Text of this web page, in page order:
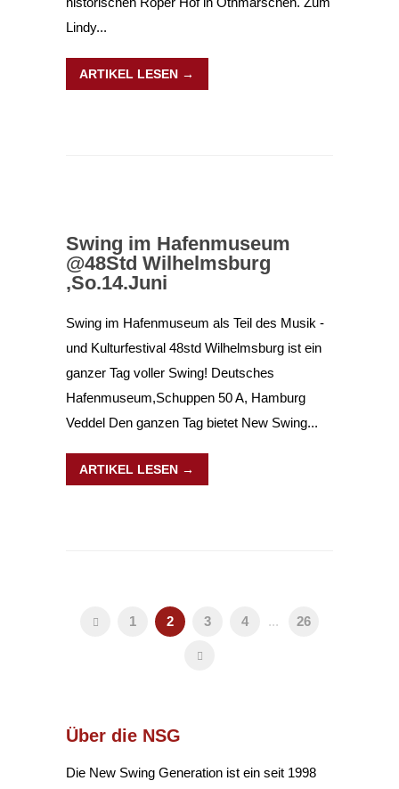
Lindy...
ARTIKEL LESEN →
Swing im Hafenmuseum
@48Std Wilhelmsburg
,So.14.Juni
Swing im Hafenmuseum als Teil des Musik -
und Kulturfestival 48std Wilhelmsburg ist ein
ganzer Tag voller Swing! Deutsches
Hafenmuseum,Schuppen 50 A, Hamburg
Veddel Den ganzen Tag bietet New Swing...
ARTIKEL LESEN →
1 2 3 4 ... 26
Über die NSG
Die New Swing Generation ist ein seit 1998